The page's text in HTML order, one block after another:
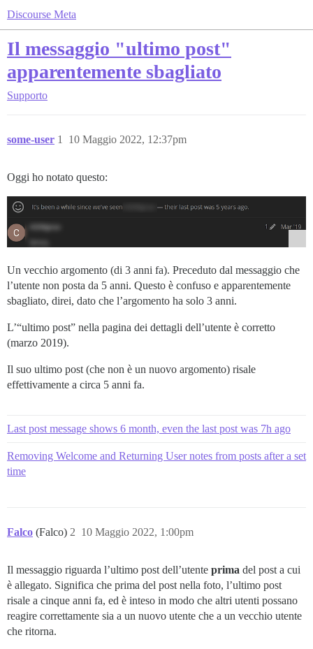
Discourse Meta
Il messaggio "ultimo post"
apparentemente sbagliato
Supporto
some-user 10 Maggio 2022, 12:37pm
1
Oggi ho notato questo:
Un vecchio argomento (di 3 anni fa). Preceduto dal messaggio che
l’utente non posta da 5 anni. Questo è confuso e apparentemente
sbagliato, direi, dato che l’argomento ha solo 3 anni.
L’“ultimo post” nella pagina dei dettagli dell’utente è corretto
(marzo 2019).
Il suo ultimo post (che non è un nuovo argomento) risale
effettivamente a circa 5 anni fa.
Last post message shows 6 month, even the last post was 7h ago
Removing Welcome and Returning User notes from posts after a set
time
Falco (Falco) 10 Maggio 2022, 1:00pm
2
Il messaggio riguarda l’ultimo post dell’utente prima del post a cui
è allegato. Significa che prima del post nella foto, l’ultimo post
risale a cinque anni fa, ed è inteso in modo che altri utenti possano
reagire correttamente sia a un nuovo utente che a un vecchio utente
che ritorna.